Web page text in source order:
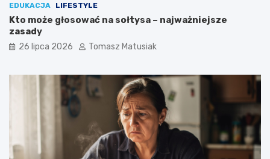
EDUKACJA LIFESTYLE
Kto może głosować na sołtysa – najważniejsze
zasady
26 lipca 2026 Tomasz Matusiak